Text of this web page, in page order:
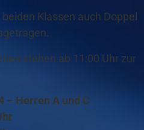
Klassen auch Doppel
stehen ab 11:00 Uhr zur
– Herren A und C